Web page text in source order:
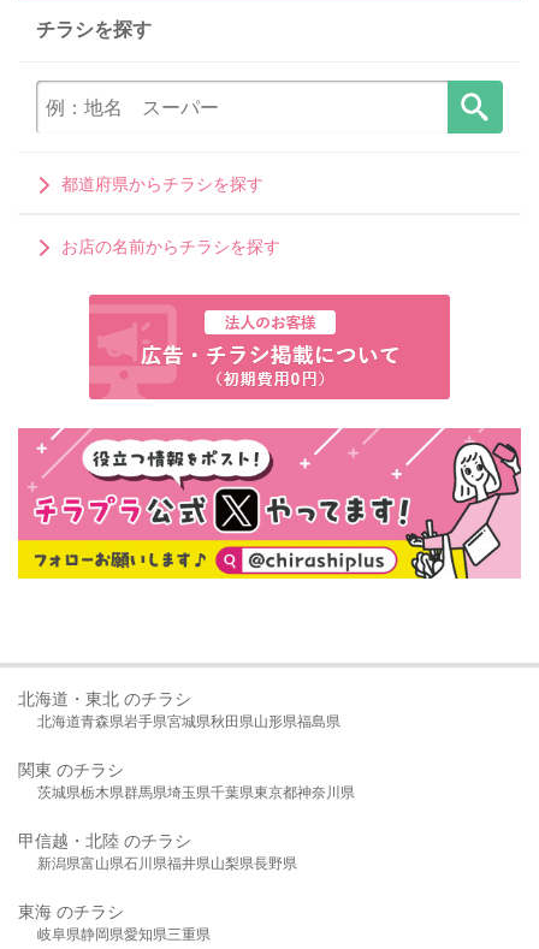
チラシを探す
都道府県からチラシを探す
お店の名前からチラシを探す
北海道・東北 のチラシ
北海道青森県岩手県宮城県秋田県山形県福島県
関東 のチラシ
茨城県栃木県群馬県埼玉県千葉県東京都神奈川県
甲信越・北陸 のチラシ
新潟県富山県石川県福井県山梨県長野県
東海 のチラシ
岐阜県静岡県愛知県三重県